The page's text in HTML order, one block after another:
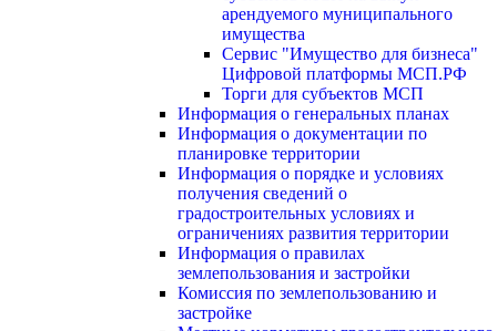
арендуемого муниципального
имущества
Сервис "Имущество для бизнеса"
Цифровой платформы МСП.РФ
Торги для субъектов МСП
Информация о генеральных планах
Информация о документации по
планировке территории
Информация о порядке и условиях
получения сведений о
градостроительных условиях и
ограничениях развития территории
Информация о правилах
землепользования и застройки
Комиссия по землепользованию и
застройке